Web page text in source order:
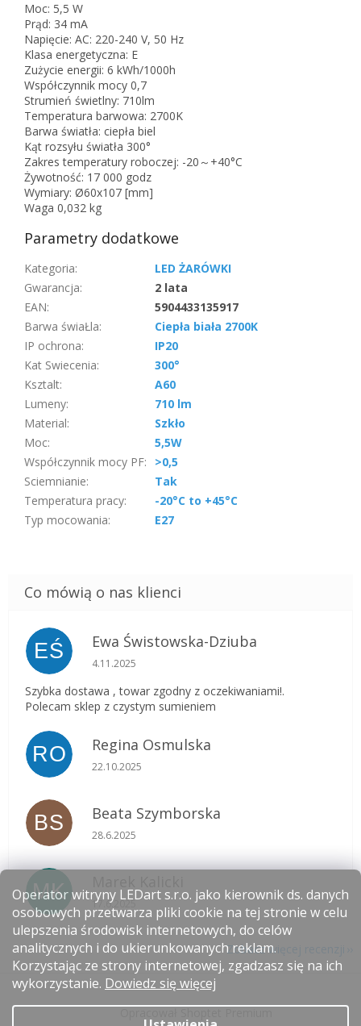
Operator witryny LEDart s.r.o. jako kierownik ds. danych
osobowych przetwarza pliki cookie na tej stronie w celu
ulepszenia środowisk internetowych, do celów
analitycznych i do ukierunkowanych reklam.
Korzystając ze strony internetowej, zgadzasz się na ich
wykorzystanie. Dowiedz się więcej
Moc: 5,5 W
Prąd: 34 mA
Napięcie: AC: 220-240 V, 50 Hz
Klasa energetyczna: E
Zużycie energii: 6 kWh/1000h
Współczynnik mocy 0,7
Strumień świetlny: 710lm
Temperatura barwowa: 2700K
Barwa światła: ciepła biel
Kąt rozsyłu światła 300°
Zakres temperatury roboczej: -20～+40°C
Żywotność: 17 000 godz
Wymiary: Ø60x107 [mm]
Waga 0,032 kg
Parametry dodatkowe
Kategoria:
LED ŻARÓWKI
Gwarancja:
2 lata
EAN:
5904433135917
Barwa świaŁla:
Ciepła biała 2700K
IP ochrona:
IP20
Kat Swiecenia:
300°
Ksztalt:
A60
Lumeny:
710 lm
Material:
Szkło
Moc:
5,5W
Współczynnik mocy PF:
>0,5
Sciemnianie:
Tak
Temperatura pracy:
-20°C to +45°C
Typ mocowania: E27
EŚ Ewa Świstowska-Dziuba
Ocena sklepu to 5 na 5 gwiazdek.
4.11.2025
Szybka dostawa , towar zgodny z oczekiwaniami!.
Polecam sklep z czystym sumieniem
RO Regina Osmulska
Ocena sklepu to 5 na 5 gwiazdek.
22.10.2025
BS Beata Szymborska
Ocena sklepu to 5 na 5 gwiazdek.
28.6.2025
MK Ocena sklepu to 5 na 5 gwiazdek.
17.6.2025
Zobacz więcej recenzji